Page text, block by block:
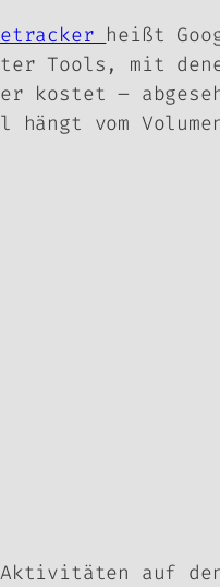
etracker heißt
Tools, mit
kostet –
vom
auf